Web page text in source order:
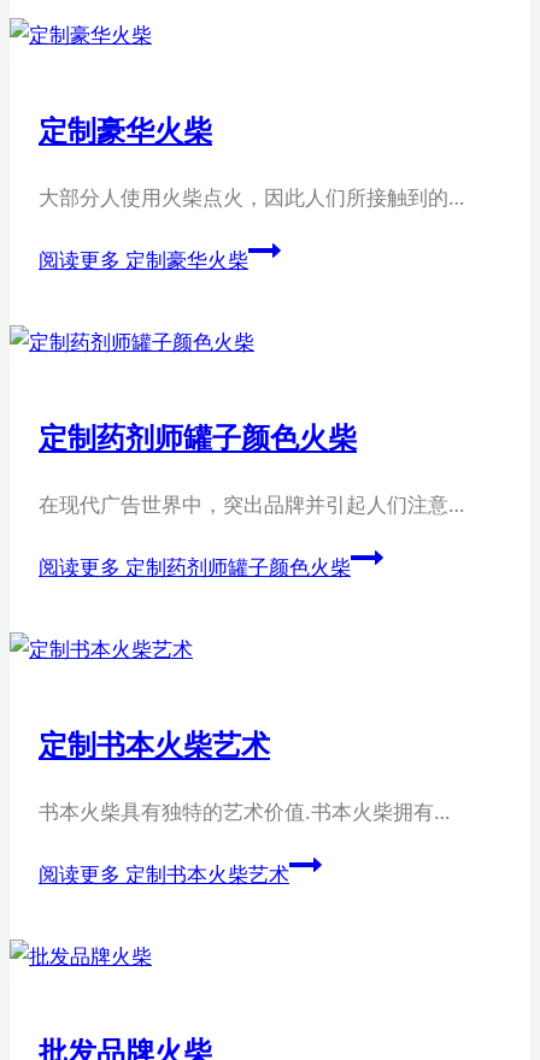
定制豪华火柴
大部分人使用火柴点火，因此人们所接触到的…
阅读更多 定制豪华火柴
定制药剂师罐子颜色火柴
在现代广告世界中，突出品牌并引起人们注意…
阅读更多 定制药剂师罐子颜色火柴
定制书本火柴艺术
书本火柴具有独特的艺术价值.书本火柴拥有…
阅读更多 定制书本火柴艺术
批发品牌火柴